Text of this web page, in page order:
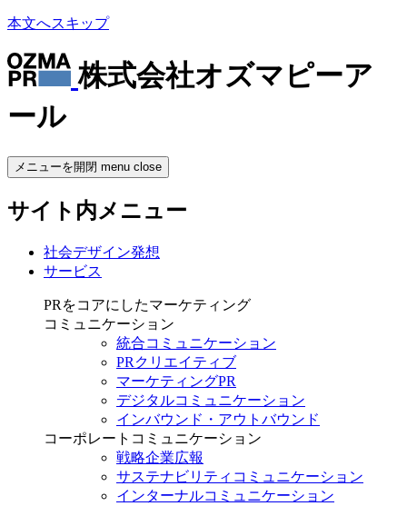
本文へスキップ
株式会社オズマピーア
ール
メニューを開閉 menu close
サイト内メニュー
社会デザイン発想
サービス
PRをコアにしたマーケティング
コミュニケーション
統合コミュニケーション
PRクリエイティブ
マーケティングPR
デジタルコミュニケーション
インバウンド・アウトバウンド
コーポレートコミュニケーション
戦略企業広報
サステナビリティコミュニケーション
インターナルコミュニケーション